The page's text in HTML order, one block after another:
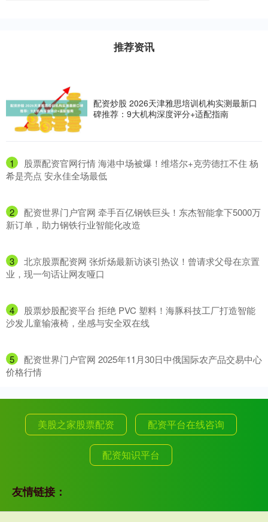
推荐资讯
配资炒股 2026天津雅思培训机构实测最新口
碑推荐：9大机构深度评分+适配指南
1
​股票配资官网行情 海港中场被爆！维塔尔+克劳德扛不住 杨
希是亮点 安永佳全场最低
2
​配资世界门户官网 牵手百亿钢铁巨头！东杰智能拿下5000万
新订单，助力钢铁行业智能化改造
3
​北京股票配资网 张炘炀最新访谈引热议！曾请求父母在京置
业，现一句话让网友哑口
4
​股票炒股配资平台 拒绝 PVC 塑料！海豚科技工厂打造智能
沙发儿童输液椅，坐感与安全双在线
5
​配资世界门户官网 2025年11月30日中俄国际农产品交易中心
价格行情
美股之家股票配资 配资平台在线咨询
配资知识平台
友情链接：